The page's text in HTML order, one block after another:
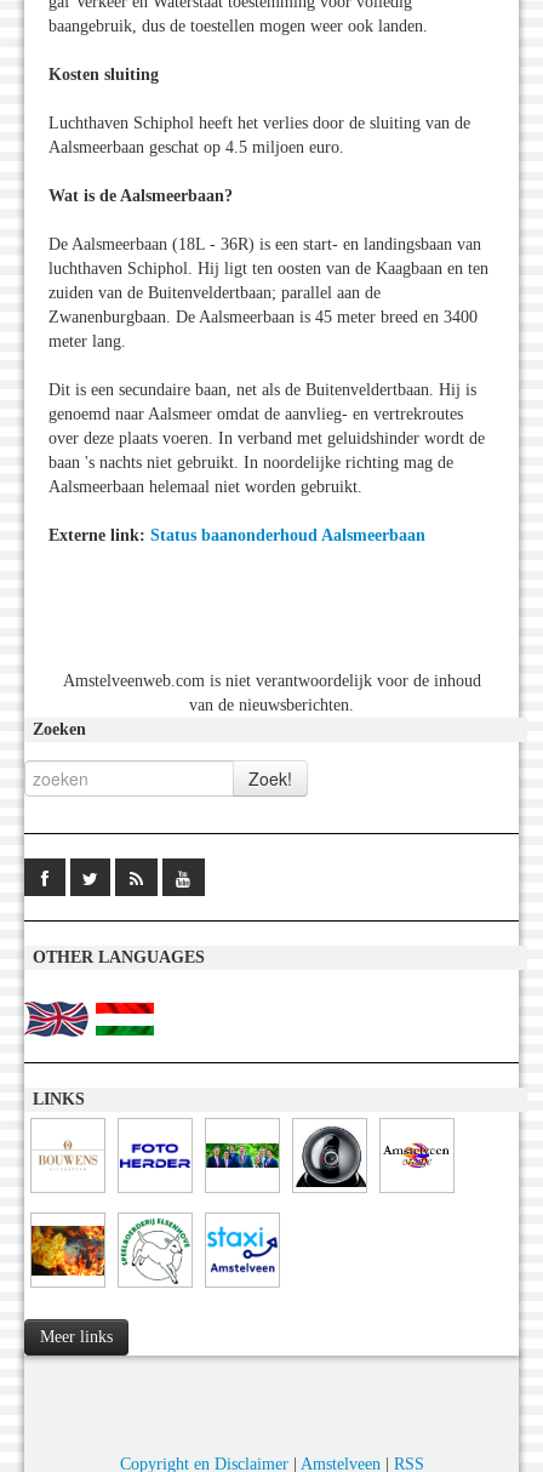
baangebruik, dus de toestellen mogen weer ook landen.
Kosten sluiting
Luchthaven Schiphol heeft het verlies door de sluiting van de
Aalsmeerbaan geschat op 4.5 miljoen euro.
Wat is de Aalsmeerbaan?
De Aalsmeerbaan (18L - 36R) is een start- en landingsbaan van
luchthaven Schiphol. Hij ligt ten oosten van de Kaagbaan en ten
zuiden van de Buitenveldertbaan; parallel aan de
Zwanenburgbaan. De Aalsmeerbaan is 45 meter breed en 3400
meter lang.
Dit is een secundaire baan, net als de Buitenveldertbaan. Hij is
genoemd naar Aalsmeer omdat de aanvlieg- en vertrekroutes
over deze plaats voeren. In verband met geluidshinder wordt de
baan 's nachts niet gebruikt. In noordelijke richting mag de
Aalsmeerbaan helemaal niet worden gebruikt.
Externe link: Status baanonderhoud Aalsmeerbaan
Amstelveenweb.com is niet verantwoordelijk voor de inhoud
van de nieuwsberichten.
Zoeken
OTHER LANGUAGES
LINKS
Meer links
Copyright en Disclaimer| Amstelveen| RSS